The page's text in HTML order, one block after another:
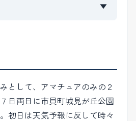
▼
として、アマチュアのみの２
日両日に市貝町城見が丘公園
初日は天気予報に反して時々